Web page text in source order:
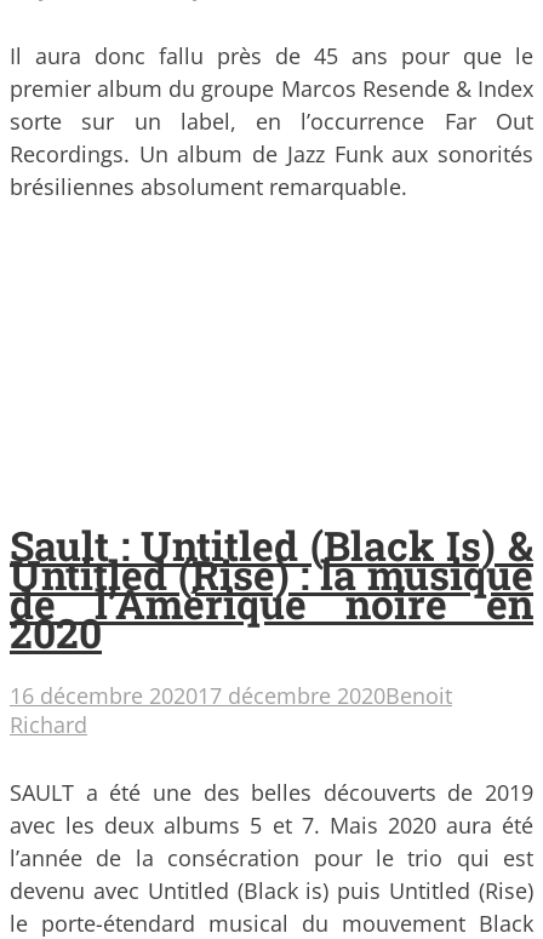
Il aura donc fallu près de 45 ans pour que le
premier album du groupe Marcos Resende & Index
sorte sur un label, en l’occurrence Far Out
Recordings. Un album de Jazz Funk aux sonorités
brésiliennes absolument remarquable.
Sault : Untitled (Black Is) &
Untitled (Rise) : la musique
de l’Amérique noire en
2020
16 décembre 202017 décembre 2020Benoit
Richard
SAULT a été une des belles découverts de 2019
avec les deux albums 5 et 7. Mais 2020 aura été
l’année de la consécration pour le trio qui est
devenu avec Untitled (Black is) puis Untitled (Rise)
le porte-étendard musical du mouvement Black